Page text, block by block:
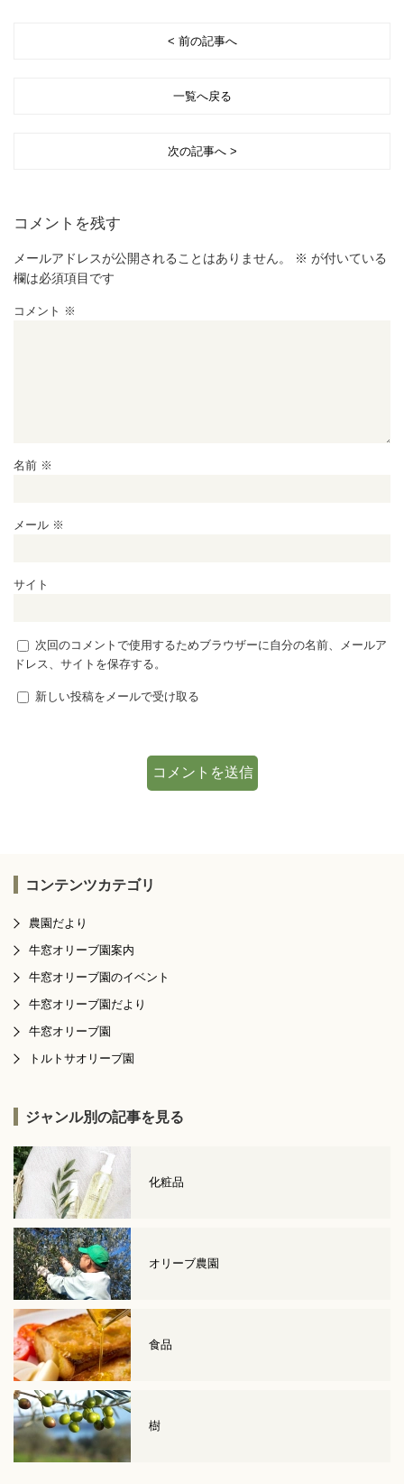
< 前の記事へ
一覧へ戻る
次の記事へ >
コメントを残す
メールアドレスが公開されることはありません。 ※ が付いている
欄は必須項目です
コメント ※
名前 ※
メール ※
サイト
次回のコメントで使用するためブラウザーに自分の名前、メールア
ドレス、サイトを保存する。
新しい投稿をメールで受け取る
コンテンツカテゴリ
農園だより
牛窓オリーブ園案内
牛窓オリーブ園のイベント
牛窓オリーブ園だより
牛窓オリーブ園
トルトサオリーブ園
ジャンル別の記事を見る
化粧品
オリーブ農園
食品
樹